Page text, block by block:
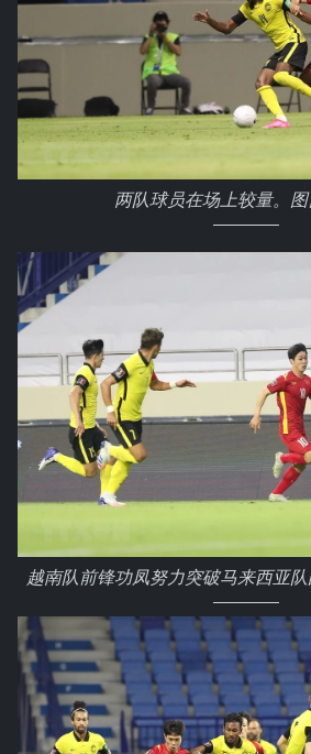
两队球员在场上较量。
越南队前锋功凤努力突破马来西亚